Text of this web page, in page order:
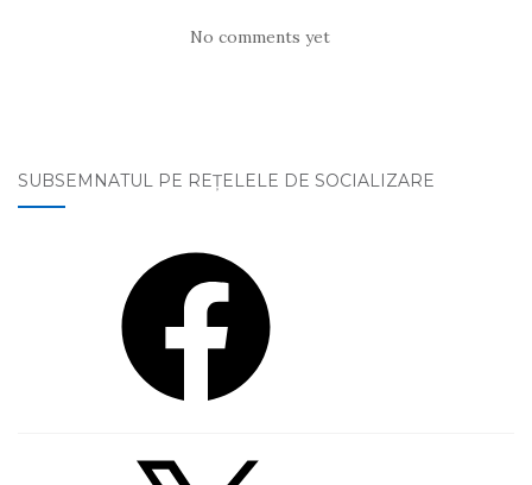
No comments yet
SUBSEMNATUL PE REŢELELE DE SOCIALIZARE